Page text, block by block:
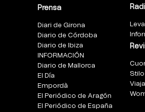
Prensa
Diari de Girona
Diario de Córdoba
Diario de Ibiza
INFORMACIÓN
Diario de Mallorca
El Día
Empordà
El Periódico de Aragón
El Periódico de España
Stilo